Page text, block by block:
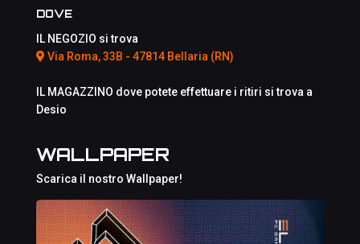
DOVE
IL NEGOZIO si trova
Via Roma, 33B - 47814 Bellaria (RN)
IL MAGAZZINO dove potete effettuare i ritiri si trova a
Desio
WALLPAPER
Scarica il nostro Wallpaper!